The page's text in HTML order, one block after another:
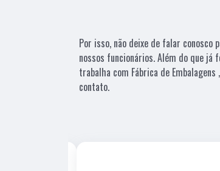
Por isso, não deixe de falar conosco
nossos funcionários. Além do que já
trabalha com Fábrica de
contato.